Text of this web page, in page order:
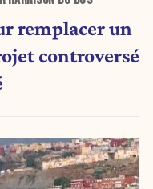
remplacer un
controversé